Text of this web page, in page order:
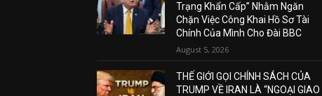
Trạng Khẩn Cấp” Nhằm Ngăn
Chặn Việc Công Khai Hồ Sơ Tài
Chính Của Mình Cho Đài BBC
August 5, 2026
THẾ GIỚI GỌI CHÍNH SÁCH CỦA
TRUMP VỀ IRAN LÀ “NGOẠI GIAO